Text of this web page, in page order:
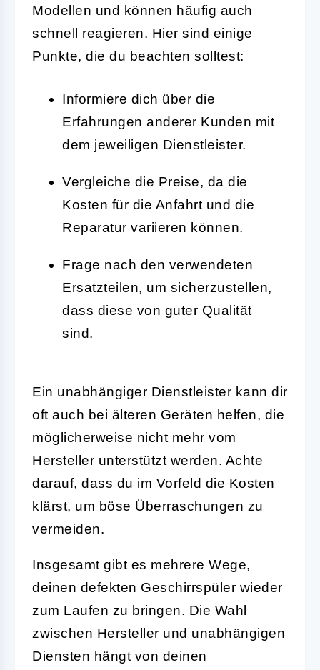
Modellen und können häufig auch
schnell reagieren. Hier sind einige
Punkte, die du beachten solltest:
Informiere dich über die
Erfahrungen anderer Kunden mit
dem jeweiligen Dienstleister.
Vergleiche die Preise, da die
Kosten für die Anfahrt und die
Reparatur variieren können.
Frage nach den verwendeten
Ersatzteilen, um sicherzustellen,
dass diese von guter Qualität
sind.
Ein unabhängiger Dienstleister kann dir
oft auch bei älteren Geräten helfen, die
möglicherweise nicht mehr vom
Hersteller unterstützt werden. Achte
darauf, dass du im Vorfeld die Kosten
klärst, um böse Überraschungen zu
vermeiden.
Insgesamt gibt es mehrere Wege,
deinen defekten Geschirrspüler wieder
zum Laufen zu bringen. Die Wahl
zwischen Hersteller und unabhängigen
Diensten hängt von deinen